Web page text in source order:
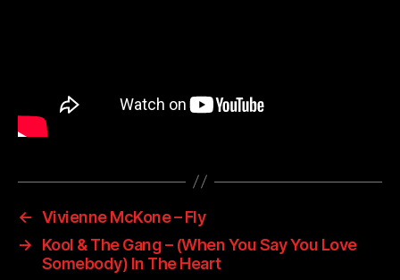
← Vivienne McKone – Fly
→
Kool & The Gang – (When You Say You Love
Somebody) In The Heart